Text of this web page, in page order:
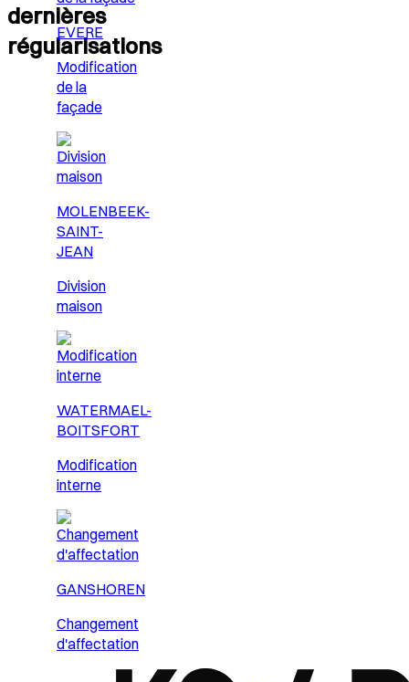
dernières
régularisations
EVERE
Modification
de la
façade
MOLENBEEK-
SAINT-
JEAN
Division
maison
WATERMAEL-
BOITSFORT
Modification
interne
GANSHOREN
Changement
d'affectation